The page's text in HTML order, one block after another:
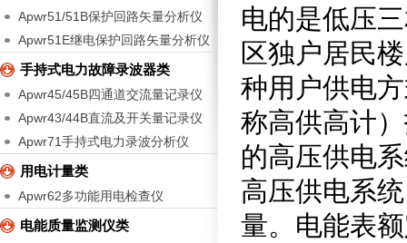
Apwr51/51B保护回路矢量分析仪
Apwr51E继电保护回路矢量分析仪
手持式电力故障录波器类
Apwr45/45B四通道交流量记录仪
Apwr43/44B直流及开关量记录仪
Apwr71手持式电力录波分析仪
用电计量类
Apwr62多功能用电检查仪
电能质量监测仪类
电的是低压
区独户居民
种用户供电
称高供高计
的高压供电
高压供电系
量。电能表